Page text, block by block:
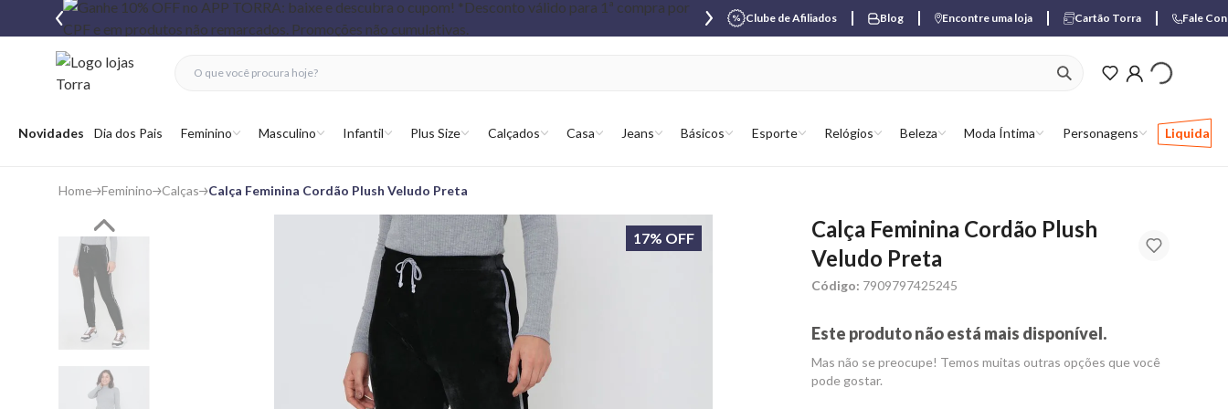
Clube de Afiliados Blog Encontre uma loja Cartão Torra Fale
Abrir menu
Novidades Dia dos Pais Feminino Masculino Infantil Plus Size Calçados Casa Jeans Básicos Esporte Relógios Beleza Moda Íntima Personagens Liquida
ver produtos
fechar menu
fechar menu
favoritos
Home Feminino Calças Calça Feminina Cordão Plush Veludo Preta
17% OFF
Calça Feminina Cordão Plush
Veludo Preta
Código: 7909797425245
Este produto não está mais disponível.
Mas não se preocupe! Temos muitas outras opções que você
pode gostar.